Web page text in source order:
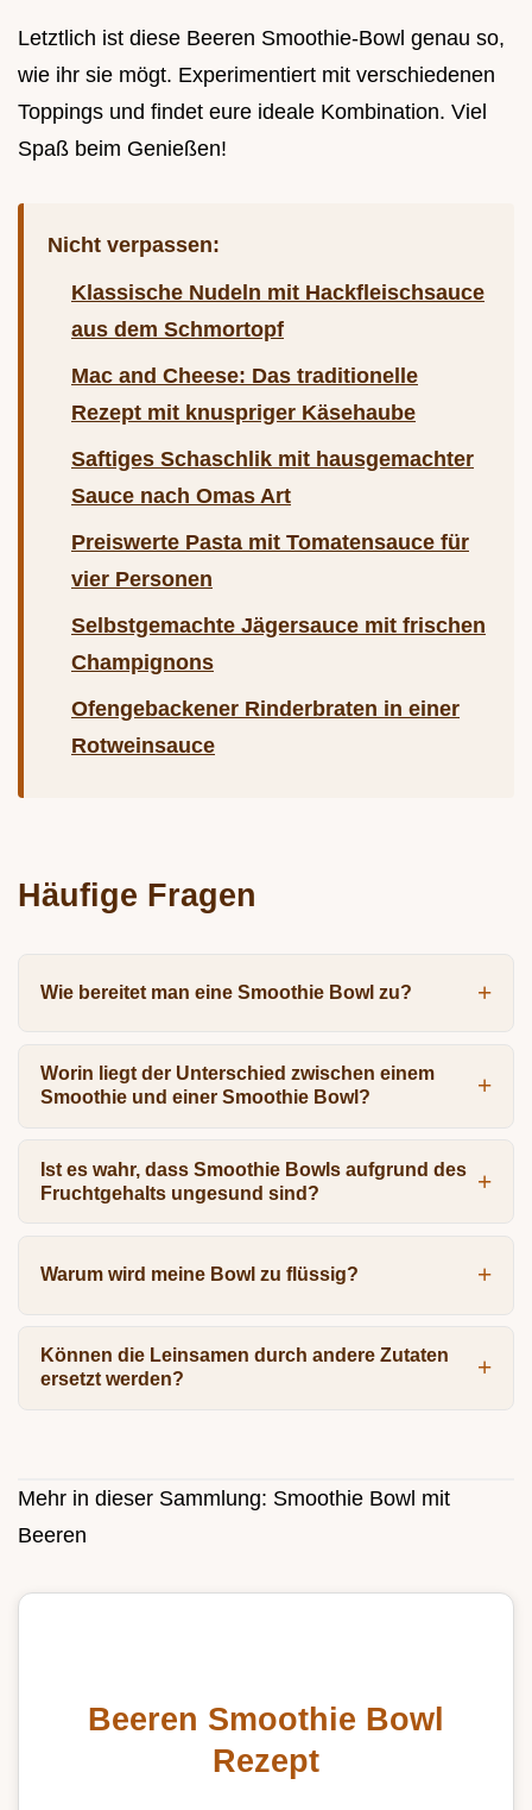
Letztlich ist diese Beeren Smoothie-Bowl genau so,
wie ihr sie mögt. Experimentiert mit verschiedenen
Toppings und findet eure ideale Kombination. Viel
Spaß beim Genießen!
Nicht verpassen:
Klassische Nudeln mit Hackfleischsauce
aus dem Schmortopf
Mac and Cheese: Das traditionelle
Rezept mit knuspriger Käsehaube
Saftiges Schaschlik mit hausgemachter
Sauce nach Omas Art
Preiswerte Pasta mit Tomatensauce für
vier Personen
Selbstgemachte Jägersauce mit frischen
Champignons
Ofengebackener Rinderbraten in einer
Rotweinsauce
Häufige Fragen
Wie bereitet man eine Smoothie Bowl zu?
Worin liegt der Unterschied zwischen einem
Smoothie und einer Smoothie Bowl?
Ist es wahr, dass Smoothie Bowls aufgrund des
Fruchtgehalts ungesund sind?
Warum wird meine Bowl zu flüssig?
Können die Leinsamen durch andere Zutaten
ersetzt werden?
Mehr in dieser Sammlung: Smoothie Bowl mit
Beeren
Beeren Smoothie Bowl
Rezept